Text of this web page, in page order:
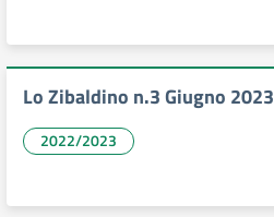
Lo Zibaldino n.3 Giugno 2023
2022/2023